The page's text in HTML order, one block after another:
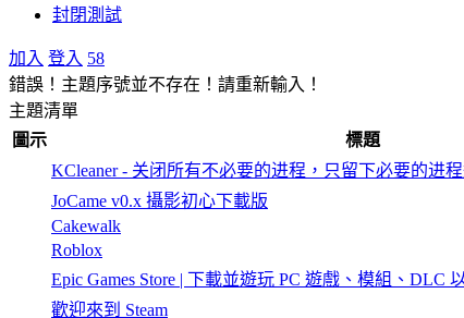
封閉測試
加入 登入 58
錯誤！主題序號並不存在！請重新輸入！
主題清單
圖示
標題
KCleaner - 关闭所有不必要的进程，只留下必要的进程
JoCame v0.x 攝影初心下載版
Cakewalk
Roblox
Epic Games Store | 下載並遊玩 PC 遊戲、模組、DLC
歡迎來到 Steam